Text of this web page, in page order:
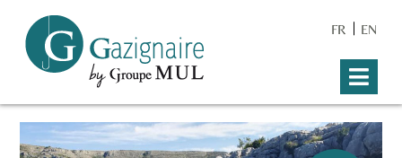
FR EN